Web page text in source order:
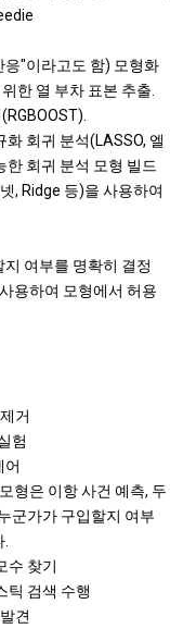
응"이라고도 함) 모형화
한 열 부차 표본 추출.
회귀 분석(LASSO, 엘
한 회귀 분석 모형 빌드
, Ridge 등)을 사용하여
여부를 명확히 결정
용하여 모형에서 허용
거
험
어
형은 이항 사건 예측, 두
군가가 구입할지 여부
수 찾기
틱 검색 수행
견